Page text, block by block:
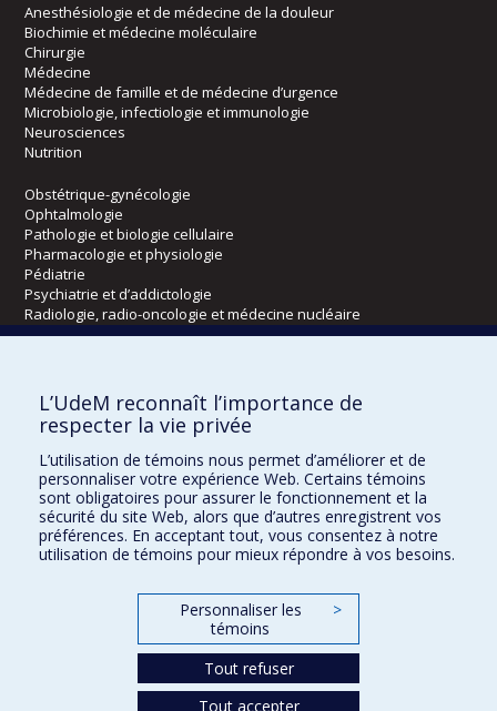
Anesthésiologie et de médecine de la douleur
Biochimie et médecine moléculaire
Chirurgie
Médecine
Médecine de famille et de médecine d’urgence
Microbiologie, infectiologie et immunologie
Neurosciences
Nutrition
Obstétrique-gynécologie
Ophtalmologie
Pathologie et biologie cellulaire
Pharmacologie et physiologie
Pédiatrie
Psychiatrie et d’addictologie
Radiologie, radio-oncologie et médecine nucléaire
Kinésiologie et des sciences de l’activité physique
Orthophonie et audiologie
Réadaptation
Directions
DPC
CPASS
L’UdeM reconnaît l’importance de
respecter la vie privée
L’utilisation de témoins nous permet d’améliorer et de
personnaliser votre expérience Web. Certains témoins
sont obligatoires pour assurer le fonctionnement et la
sécurité du site Web, alors que d’autres enregistrent vos
préférences. En acceptant tout, vous consentez à notre
utilisation de témoins pour mieux répondre à vos besoins.
Personnaliser les
témoins
>
Tout refuser
Tout accepter